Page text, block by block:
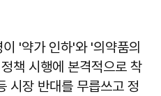
'약가 인하'와 '의약품의
책 시행에 본격적으로 착
시장 반대를 무릅쓰고 정